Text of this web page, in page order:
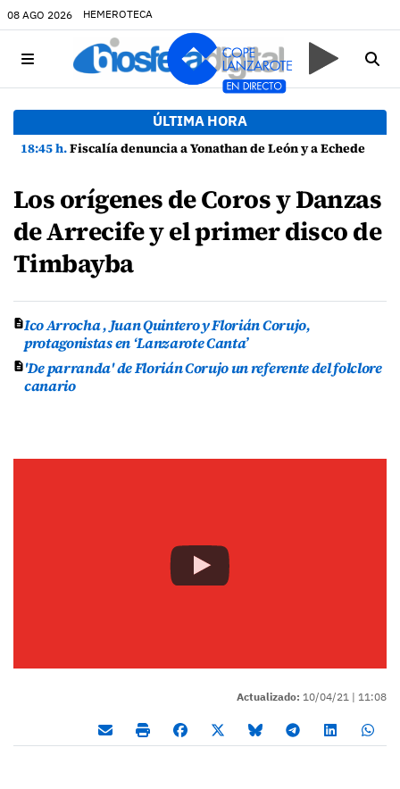
08 AGO 2026 HEMEROTECA
ÚLTIMA HORA
18:45 h.Fiscalía denuncia a Yonathan de León y a Echedey Eugenio por presuntas anomalías en contratos festivos
Los orígenes de Coros y Danzas
de Arrecife y el primer disco de
Timbayba
Ico Arrocha , Juan Quintero y Florián Corujo,
protagonistas en ‘Lanzarote Canta’
'De parranda' de Florián Corujo un referente del folclore
canario
Actualizado: 10/04/21 | 11:08